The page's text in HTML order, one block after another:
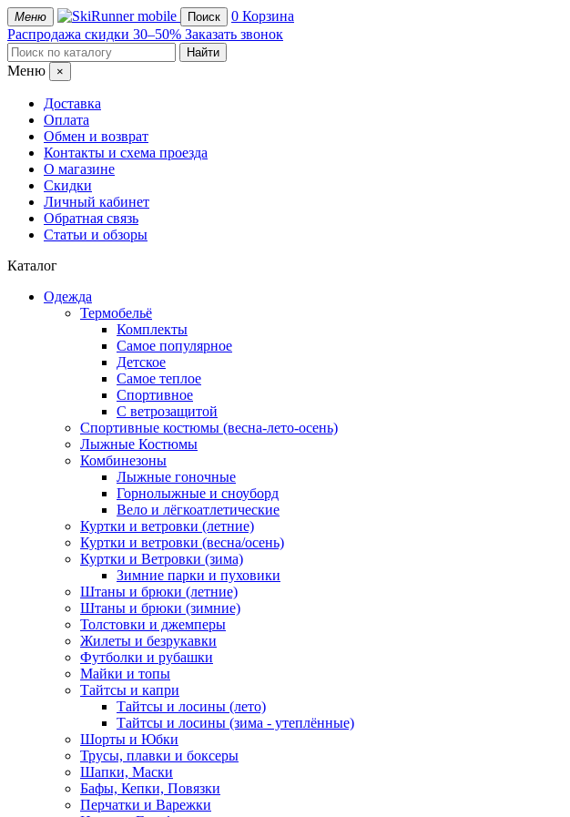
Меню mobile Поиск 0 Корзина
Распродажа скидки 30–50% Заказать звонок
Меню ×
Доставка
Оплата
Обмен и возврат
Контакты и схема проезда
О магазине
Скидки
Личный кабинет
Обратная связь
Статьи и обзоры
Каталог
Одежда
Термобельё
Комплекты
Самое популярное
Детское
Самое теплое
Спортивное
С ветрозащитой
Спортивные костюмы (весна-лето-осень)
Лыжные Костюмы
Комбинезоны
Лыжные гоночные
Горнолыжные и сноуборд
Вело и лёгкоатлетические
Куртки и ветровки (летние)
Куртки и ветровки (весна/осень)
Куртки и Ветровки (зима)
Зимние парки и пуховики
Штаны и брюки (летние)
Штаны и брюки (зимние)
Толстовки и джемперы
Жилеты и безрукавки
Футболки и рубашки
Майки и топы
Тайтсы и капри
Тайтсы и лосины (лето)
Тайтсы и лосины (зима - утеплённые)
Шорты и Юбки
Трусы, плавки и боксеры
Шапки, Маски
Бафы, Кепки, Повязки
Перчатки и Варежки